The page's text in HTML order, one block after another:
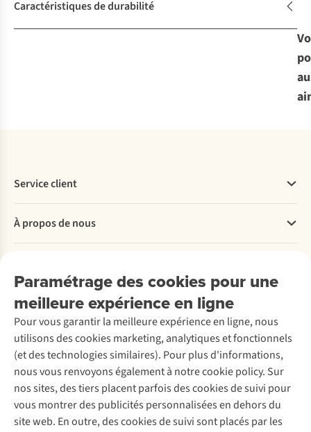
Caractéristiques de durabilité
Paramétrage des cookies pour une
meilleure expérience en ligne
Pour vous garantir la meilleure expérience en ligne, nous
utilisons des cookies marketing, analytiques et fonctionnels
(et des technologies similaires). Pour plus d'informations,
nous vous renvoyons également à notre cookie policy. Sur
nos sites, des tiers placent parfois des cookies de suivi pour
vous montrer des publicités personnalisées en dehors du
site web. En outre, des cookies de suivi sont placés par les
Service client
Commander
Payer
Retourner
Rétractation d'une commande
Entretien & réparations
Garantie
Contactez-nous
À propos de nous
Entreprise responsable
À propos d’Ayacucho
Nos magasins
À propos d’A.S.Adventure
Déclaration d'accessibilité
Location / Location sports d’hiver
Seconde-main
Entretien de ski
Service de lavage
Entretien de chaussures
Réparation de chaussures
Réparation de vêtements
Retouches
Découvrez
A.S.Magazine
Explore Camp
Expertise & conseils
Abonnez-vous à la newsletter